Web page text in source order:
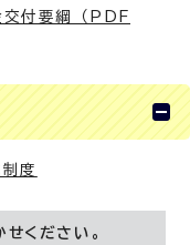
交付要綱 （PDF
度
ください。